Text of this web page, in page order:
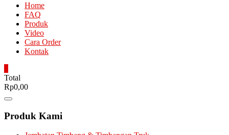
Home
FAQ
Produk
Video
Cara Order
Kontak
Total
Rp0,00
Catalog
Produk Kami